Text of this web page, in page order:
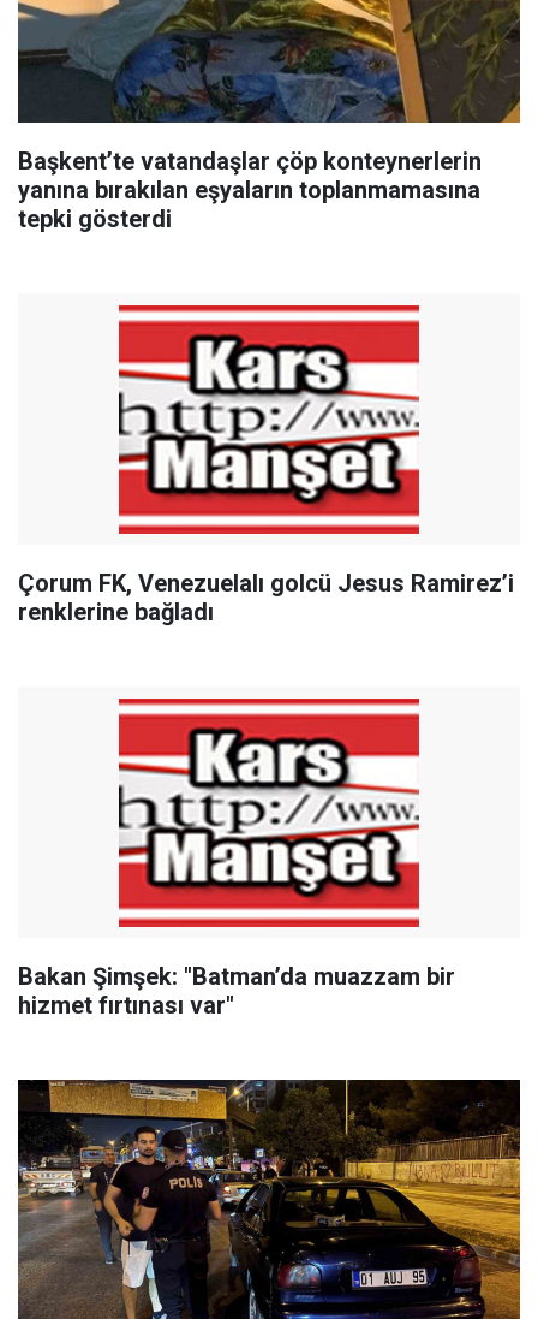
Başkent’te vatandaşlar çöp konteynerlerin
yanına bırakılan eşyaların toplanmamasına
tepki gösterdi
Çorum FK, Venezuelalı golcü Jesus Ramirez’i
renklerine bağladı
Bakan Şimşek: "Batman’da muazzam bir
hizmet fırtınası var"